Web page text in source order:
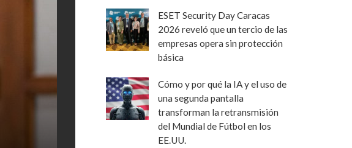
ESET Security Day Caracas
2026 reveló que un tercio de las
empresas opera sin protección
básica
Cómo y por qué la IA y el uso de
una segunda pantalla
transforman la retransmisión
del Mundial de Fútbol en los
EE.UU.